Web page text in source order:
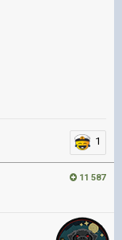
1
11 587